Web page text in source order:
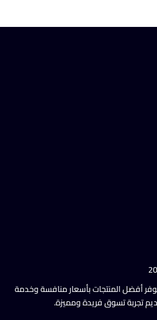
أفضل المنتجات بأسعار منافسة وخدمة
تجربة تسوق فريدة ومميزة.